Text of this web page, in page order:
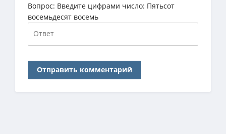
Вопрос: Введите цифрами число: Пятьсот
восемьдесят восемь
Отправить комментарий